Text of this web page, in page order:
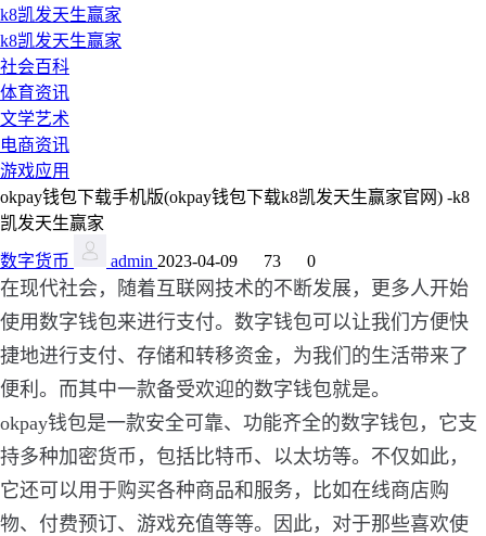
k8凯发天生赢家
k8凯发天生赢家
社会百科
体育资讯
文学艺术
电商资讯
游戏应用
okpay钱包下载手机版(okpay钱包下载k8凯发天生赢家官网) -k8
凯发天生赢家
数字货币 admin 2023-04-09 73 0
在现代社会，随着互联网技术的不断发展，更多人开始
使用数字钱包来进行支付。数字钱包可以让我们方便快
捷地进行支付、存储和转移资金，为我们的生活带来了
便利。而其中一款备受欢迎的数字钱包就是。
okpay钱包是一款安全可靠、功能齐全的数字钱包，它支
持多种加密货币，包括比特币、以太坊等。不仅如此，
它还可以用于购买各种商品和服务，比如在线商店购
物、付费预订、游戏充值等等。因此，对于那些喜欢使